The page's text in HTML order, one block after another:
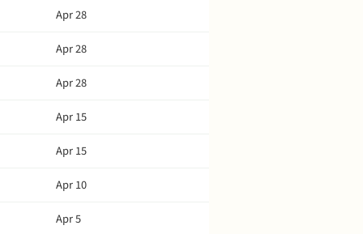
Apr 28
Apr 28
Apr 28
Apr 15
Apr 15
Apr 10
Apr 5